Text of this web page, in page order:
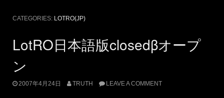
CATEGORIES: LOTRO(JP)
LotRO日本語版closedβオープ
ン
2007年4月24日 TRUTH LEAVE A COMMENT